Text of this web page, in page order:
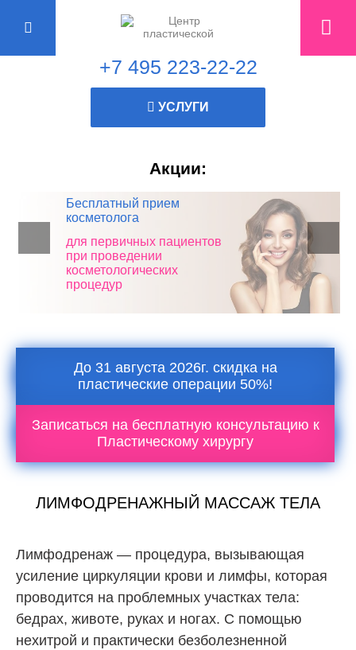
+7 495 223-22-22
УСЛУГИ
Акции:
Бесплатный прием
косметолога
для первичных пациентов
при проведении
косметологических
процедур
Скидка 10% в честь дня
рождения!
До 31 августа 2026г. скидка на
пластические операции 50%!
Записаться на бесплатную консультацию к
Пластическому хирургу
ЛИМФОДРЕНАЖНЫЙ МАССАЖ ТЕЛА
Лимфодренаж — процедура, вызывающая
усиление циркуляции крови и лимфы, которая
проводится на проблемных участках тела:
бедрах, животе, руках и ногах. С помощью
нехитрой и практически безболезненной